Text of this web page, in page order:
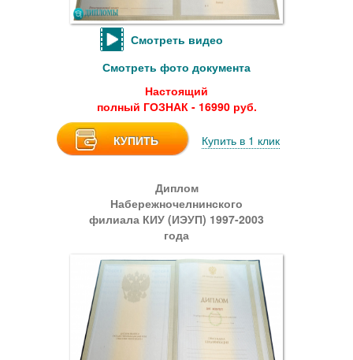
Смотреть видео
Смотреть фото документа
Настоящий
полный ГОЗНАК - 16990 руб.
КУПИТЬ Купить в 1 клик
Диплом
Набережночелнинского
филиала КИУ (ИЭУП) 1997-2003
года